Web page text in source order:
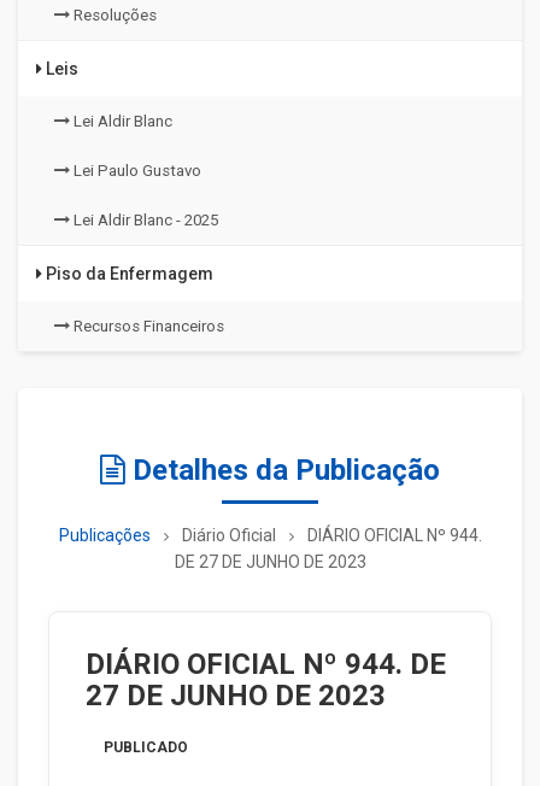
Resoluções
Leis
Lei Aldir Blanc
Lei Paulo Gustavo
Lei Aldir Blanc - 2025
Piso da Enfermagem
Recursos Financeiros
Detalhes da Publicação
Publicações Diário Oficial
DIÁRIO OFICIAL Nº 944.
DE 27 DE JUNHO DE 2023
DIÁRIO OFICIAL Nº 944. DE
27 DE JUNHO DE 2023
PUBLICADO